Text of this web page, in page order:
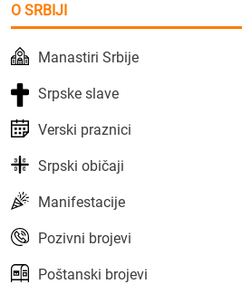
O SRBIJI
Manastiri Srbije
Srpske slave
Verski praznici
Srpski običaji
Manifestacije
Pozivni brojevi
Poštanski brojevi